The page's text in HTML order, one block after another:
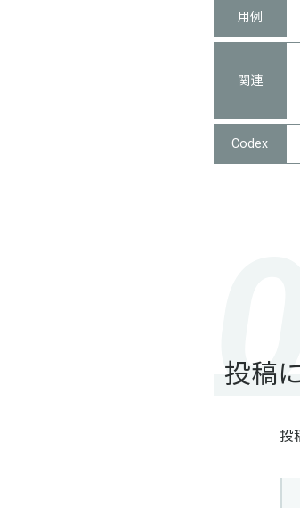
用例
関連
Codex
投稿
投